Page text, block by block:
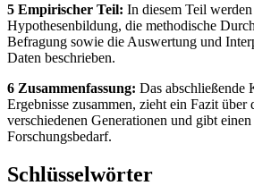
5 Empirischer Teil: In diesem Teil
Hypothesenbildung, die methodische
Befragung sowie die Auswertung und
Daten beschrieben.
6 Zusammenfassung: Das abschließende
Ergebnisse zusammen, zieht ein Fazit über
verschiedenen Generationen und gibt
Forschungsbedarf.
Schlüsselwörter